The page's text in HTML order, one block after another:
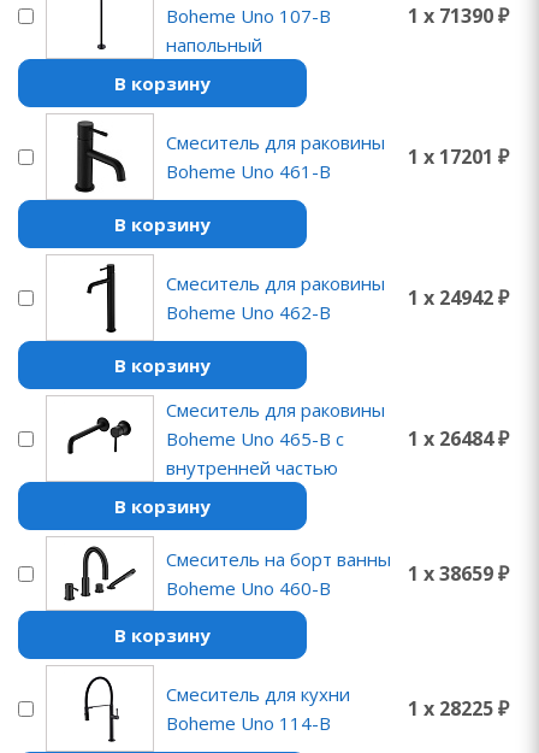
Boheme Uno 107-B
напольный
1 x 71390 ₽
В корзину
Смеситель для раковины
Boheme Uno 461-B
1 x 17201 ₽
В корзину
Смеситель для раковины
Boheme Uno 462-B
1 x 24942 ₽
В корзину
Смеситель для раковины
Boheme Uno 465-B с
внутренней частью
1 x 26484 ₽
В корзину
Смеситель на борт ванны
Boheme Uno 460-B
1 x 38659 ₽
В корзину
Смеситель для кухни
Boheme Uno 114-B
1 x 28225 ₽